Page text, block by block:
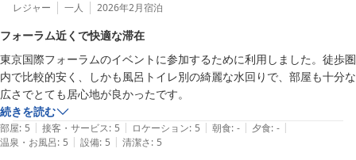
運営責任者
ＥＬＥ ｈｏｔｅｌ Ｇｉｎｚａ Ｅａｓｔ
2026-06-15
レジャー 一人 2026年2月宿泊
フォーラム近くで快適な滞在
東京国際フォーラムのイベントに参加するために利用しました。徒歩圏
内で比較的安く、しかも風呂トイレ別の綺麗な水回りで、部屋も十分な
広さでとても居心地が良かったです。
続きを読む
部屋: 5 | 接客・サービス: 5 | ロケーション: 5 | 朝食: - | 夕食: - |
温泉・お風呂: 5 | 設備: 5 | 清潔さ: 5